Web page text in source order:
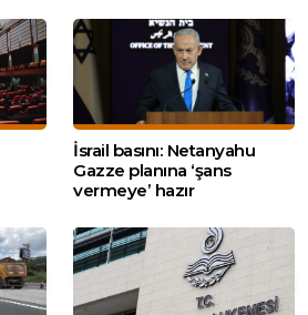
İsrail basını: Netanyahu
Gazze planına ‘şans
vermeye’ hazır